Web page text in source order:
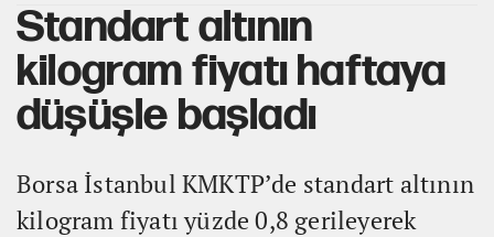
Standart altının
kilogram fiyatı haftaya
düşüşle başladı
Borsa İstanbul KMKTP’de standart altının
kilogram fiyatı yüzde 0,8 gerileyerek